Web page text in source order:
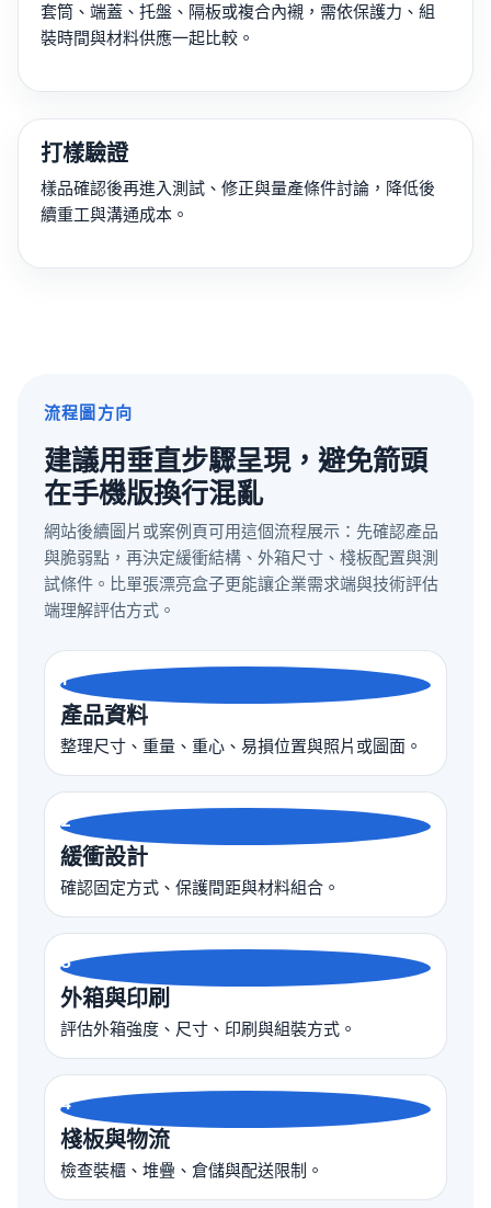
套筒、端蓋、托盤、隔板或複合內襯，需依保護力、組
裝時間與材料供應一起比較。
打樣驗證
樣品確認後再進入測試、修正與量產條件討論，降低後
續重工與溝通成本。
流程圖方向
建議用垂直步驟呈現，避免箭頭
在手機版換行混亂
網站後續圖片或案例頁可用這個流程展示：先確認產品
與脆弱點，再決定緩衝結構、外箱尺寸、棧板配置與測
試條件。比單張漂亮盒子更能讓企業需求端與技術評估
端理解評估方式。
1
產品資料
整理尺寸、重量、重心、易損位置與照片或圖面。
2
緩衝設計
確認固定方式、保護間距與材料組合。
3
外箱與印刷
評估外箱強度、尺寸、印刷與組裝方式。
4
棧板與物流
檢查裝櫃、堆疊、倉儲與配送限制。